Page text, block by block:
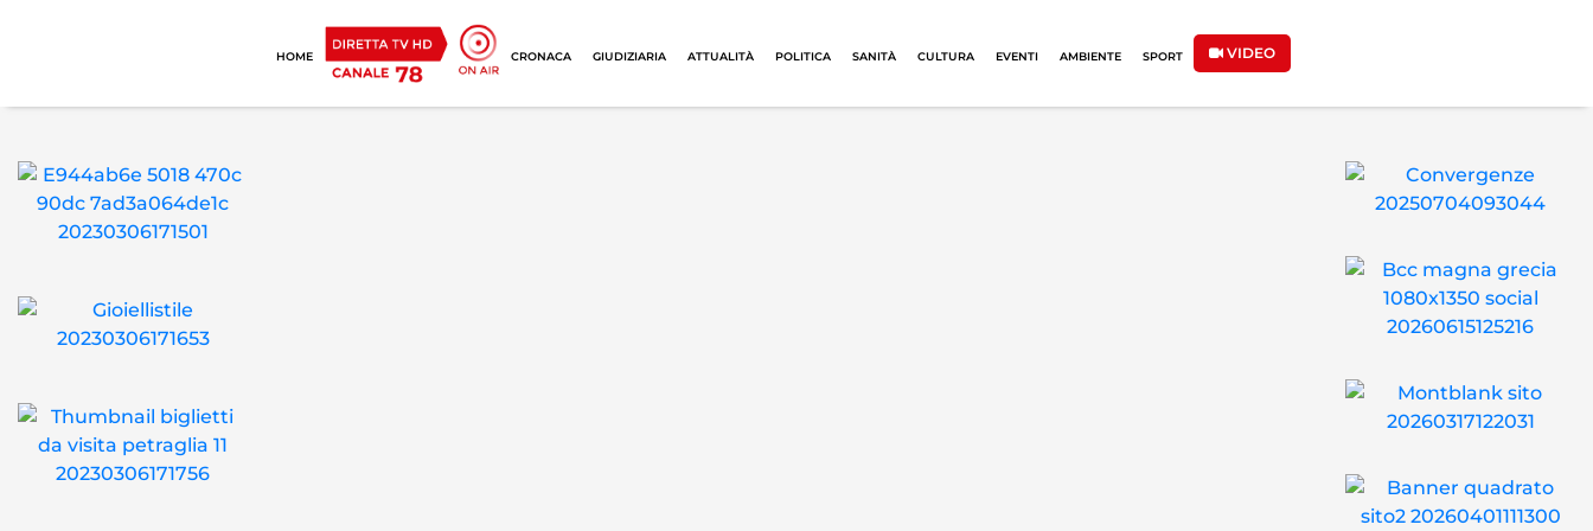
HOME CRONACA GIUDIZIARIA ATTUALITÀ POLITICA SANITÀ CULTURA EVENTI AMBIENTE SPORT VIDEO